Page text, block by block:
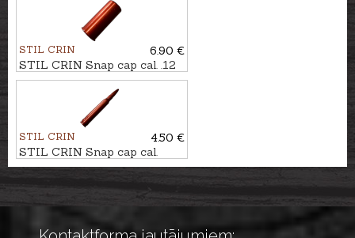
STIL CRIN
6.90 €
STIL CRIN Snap cap cal. .12
(48cm)
STIL CRIN
4.50 €
STIL CRIN Snap cap cal.
7x64